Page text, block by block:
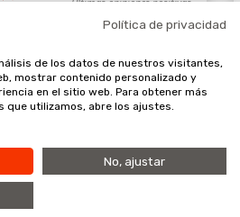
Sociedad de Opiniones Contrastadas,
el certificado.
SL, todos los derechos reservados.
Política de privacidad
de los datos de nuestros visitantes,
mostrar contenido personalizado y
en el sitio web. Para obtener más
que utilizamos, abre los ajustes.
No, ajustar